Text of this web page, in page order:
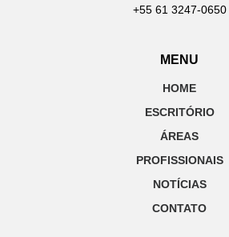
+55 61 3247-0650
MENU
HOME
ESCRITÓRIO
ÁREAS
PROFISSIONAIS
NOTÍCIAS
CONTATO